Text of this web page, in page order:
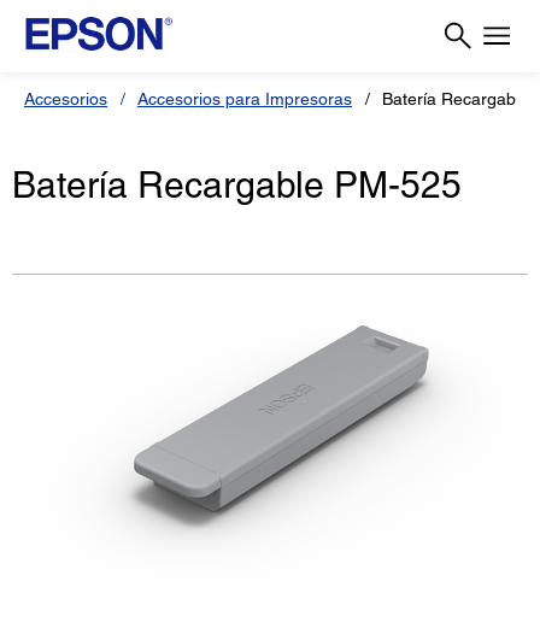
Accesorios Accesorios para Impresoras Batería Recargable
Batería Recargable PM-525